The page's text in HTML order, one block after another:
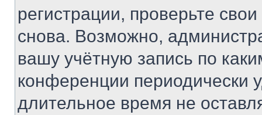
регистрации, проверьте
снова. Возможно,
вашу учётную запись по
конференции периодически
длительное время не